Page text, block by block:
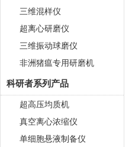
三维混样仪
超离心研磨仪
三维振动球磨仪
非洲猪瘟专用研磨机
科研者系列产品
超高压均质机
真空离心浓缩仪
单细胞悬液制备仪